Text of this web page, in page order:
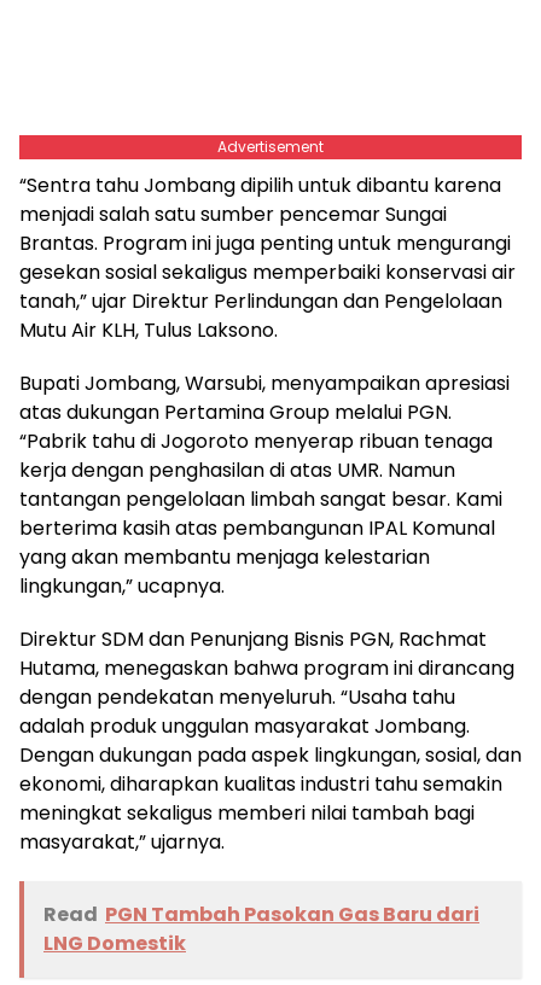
Advertisement
“Sentra tahu Jombang dipilih untuk dibantu karena
menjadi salah satu sumber pencemar Sungai
Brantas. Program ini juga penting untuk mengurangi
gesekan sosial sekaligus memperbaiki konservasi air
tanah,” ujar Direktur Perlindungan dan Pengelolaan
Mutu Air KLH, Tulus Laksono.
Bupati Jombang, Warsubi, menyampaikan apresiasi
atas dukungan Pertamina Group melalui PGN.
“Pabrik tahu di Jogoroto menyerap ribuan tenaga
kerja dengan penghasilan di atas UMR. Namun
tantangan pengelolaan limbah sangat besar. Kami
berterima kasih atas pembangunan IPAL Komunal
yang akan membantu menjaga kelestarian
lingkungan,” ucapnya.
Direktur SDM dan Penunjang Bisnis PGN, Rachmat
Hutama, menegaskan bahwa program ini dirancang
dengan pendekatan menyeluruh. “Usaha tahu
adalah produk unggulan masyarakat Jombang.
Dengan dukungan pada aspek lingkungan, sosial, dan
ekonomi, diharapkan kualitas industri tahu semakin
meningkat sekaligus memberi nilai tambah bagi
masyarakat,” ujarnya.
Read PGN Tambah Pasokan Gas Baru dari
LNG Domestik